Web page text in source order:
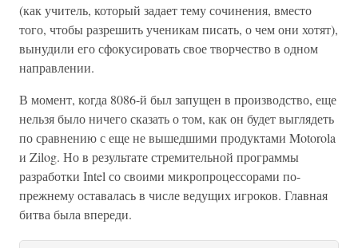
(как учитель, который задает тему сочинения, вместо
того, чтобы разрешить ученикам писать, о чем они хотят),
вынудили его сфокусировать свое творчество в одном
направлении.
В момент, когда 8086-й был запущен в производство, еще
нельзя было ничего сказать о том, как он будет выглядеть
по сравнению с еще не вышедшими продуктами Motorola
и Zilog. Но в результате стремительной программы
разработки Intel со своими микропроцессорами по-
прежнему оставалась в числе ведущих игроков. Главная
битва была впереди.